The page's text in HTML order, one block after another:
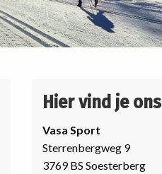
Hier vind je ons
Vasa Sport
Sterrenbergweg 9
3769 BS Soesterberg